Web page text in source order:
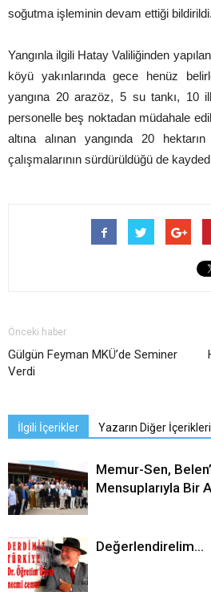
soğutma işleminin devam ettiği bildirildi.
Yangınla ilgili Hatay Valiliğinden
köyü yakınlarında gece henüz
yangına 20 arazöz, 5 su tankı, 10
personelle beş noktadan müdahale
altına alınan yangında 20
çalışmalarının sürdürüldüğü de
Önceki haber
Gülgün Feyman MKÜ’de Seminer
Verdi
İlgili İçerikler Yazarın Diğer İçerikleri
Memur-Sen,
Mensuplarıyla Bir
Değerlendirelim…